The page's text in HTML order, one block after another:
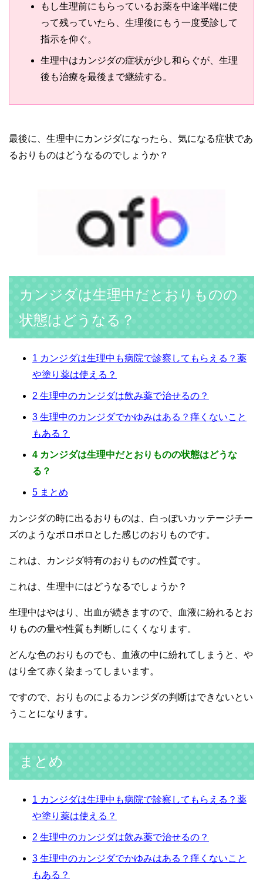
もし生理前にもらっているお薬を中途半端に使
って残っていたら、生理後にもう一度受診して
指示を仰ぐ。
生理中はカンジダの症状が少し和らぐが、生理
後も治療を最後まで継続する。
最後に、生理中にカンジダになったら、気になる症状であ
るおりものはどうなるのでしょうか？
カンジダは生理中だとおりものの
状態はどうなる？
1 カンジダは生理中も病院で診察してもらえる？薬
や塗り薬は使える？
2 生理中のカンジダは飲み薬で治せるの？
3 生理中のカンジダでかゆみはある？痒くないこと
もある？
4 カンジダは生理中だとおりものの状態はどうな
る？
5 まとめ
カンジダの時に出るおりものは、白っぽいカッテージチー
ズのようなポロポロとした感じのおりものです。
これは、カンジダ特有のおりものの性質です。
これは、生理中にはどうなるでしょうか？
生理中はやはり、出血が続きますので、血液に紛れるとお
りものの量や性質も判断しにくくなります。
どんな色のおりものでも、血液の中に紛れてしまうと、や
はり全て赤く染まってしまいます。
ですので、おりものによるカンジダの判断はできないとい
うことになります。
まとめ
1 カンジダは生理中も病院で診察してもらえる？薬
や塗り薬は使える？
2 生理中のカンジダは飲み薬で治せるの？
3 生理中のカンジダでかゆみはある？痒くないこと
もある？